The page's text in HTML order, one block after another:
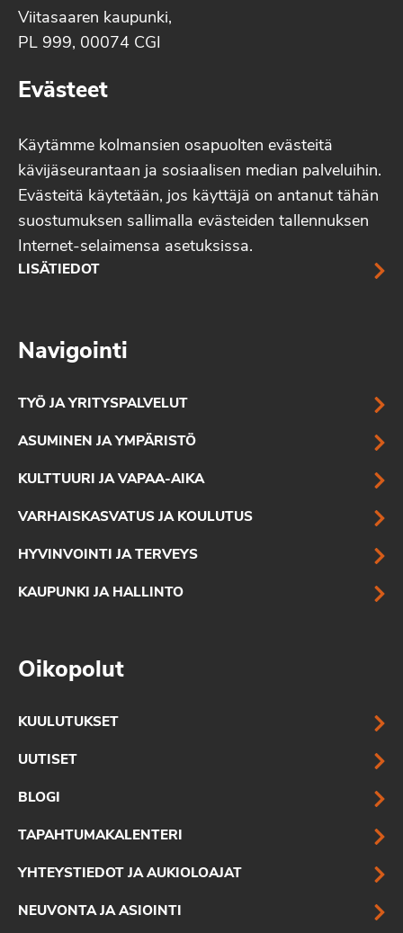
Viitasaaren kaupunki,
PL 999, 00074 CGI
Evästeet
Käytämme kolmansien osapuolten evästeitä
kävijäseurantaan ja sosiaalisen median palveluihin.
Evästeitä käytetään, jos käyttäjä on antanut tähän
suostumuksen sallimalla evästeiden tallennuksen
Internet-selaimensa asetuksissa.
LISÄTIEDOT
Navigointi
TYÖ JA YRITYSPALVELUT
ASUMINEN JA YMPÄRISTÖ
KULTTUURI JA VAPAA-AIKA
VARHAISKASVATUS JA KOULUTUS
HYVINVOINTI JA TERVEYS
KAUPUNKI JA HALLINTO
Oikopolut
KUULUTUKSET
UUTISET
BLOGI
TAPAHTUMAKALENTERI
YHTEYSTIEDOT JA AUKIOLOAJAT
NEUVONTA JA ASIOINTI